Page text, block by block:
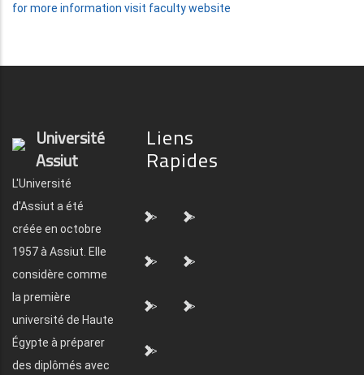
for more information visit faculty website
Université
Assiut
L'Université
d'Assiut a été
créée en octobre
1957 à Assiut. Elle
considère comme
la première
université de Haute
Égypte à préparer
des diplômés avec
Liens
Rapides
"> ">
"> ">
"> ">
">